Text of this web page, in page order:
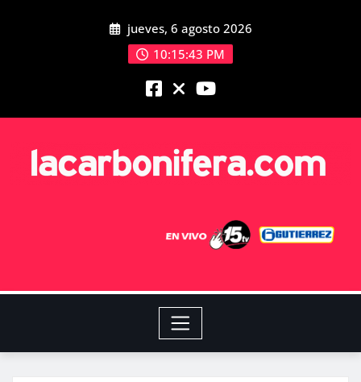
jueves, 6 agosto 2026
10:15:44 PM